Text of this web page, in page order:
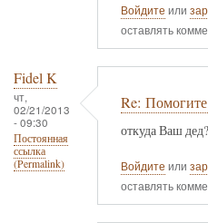
Войдите или
оставлять
Fidel K
чт,
02/21/2013
- 09:30
Постоянная
ссылка
(Permalink)
Re:
откуда Ваш дед?
Войдите или
оставлять